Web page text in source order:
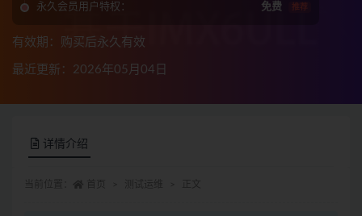
永久会员用户特权： 免费 推荐
有效期：购买后永久有效
最近更新：2026年05月04日
详情介绍